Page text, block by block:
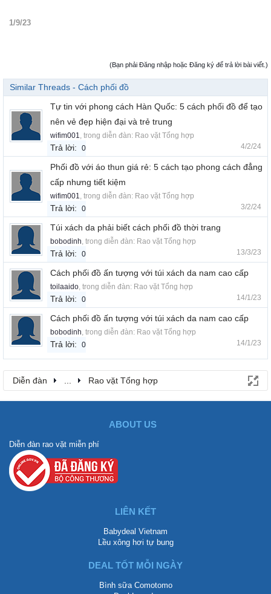
1/9/23
(Bạn phải Đăng nhập hoặc Đăng ký để trả lời bài viết.)
Similar Threads - Cách phối đồ
Tự tin với phong cách Hàn Quốc: 5 cách phối đồ để tạo
nên vẻ đẹp hiện đại và trẻ trung
wifim001 , trong diễn đàn: Rao vặt Tổng hợp
Trả lời: 0 4/2/24
Phối đồ với áo thun giá rẻ: 5 cách tạo phong cách đẳng
cấp nhưng tiết kiệm
wifim001 , trong diễn đàn: Rao vặt Tổng hợp
Trả lời: 0 3/2/24
Túi xách da phải biết cách phối đồ thời trang
bobodinh , trong diễn đàn: Rao vặt Tổng hợp
Trả lời: 0 13/3/23
Cách phối đồ ấn tượng với túi xách da nam cao cấp
toilaaido , trong diễn đàn: Rao vặt Tổng hợp
Trả lời: 0 14/1/23
Cách phối đồ ấn tượng với túi xách da nam cao cấp
bobodinh , trong diễn đàn: Rao vặt Tổng hợp
Trả lời: 0 14/1/23
Diễn đàn Rao vặt Tổng hợp
ABOUT US
Diễn đàn rao vặt miễn phí
LIÊN KẾT
Babydeal Vietnam
Lều xông hơi tự bung
DEAL TỐT MỖI NGÀY
Bình sữa Comotomo